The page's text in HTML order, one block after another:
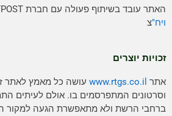
האתר עובד בשיתוף פעולה עם חברת BUYPOST
ויח"צ
זכויות יוצרים
אתרwww.rtgs.co.ilעושה כל מאמץ לאתר
וסרטונים המתפרסמים בו. אולם לעיתים
ברחבי הרשת ולא מתאפשרת הגעה למקור